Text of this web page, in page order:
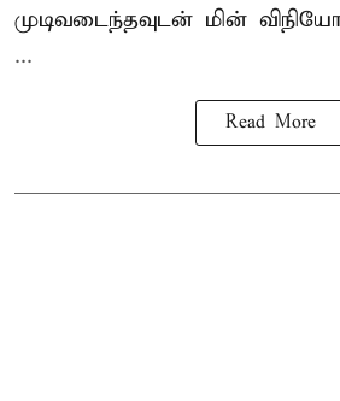
முடிவடைந்தவுடன் மின்
...
Read More